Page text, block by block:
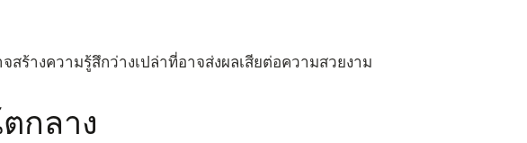
ร้างความรู้สึกว่างเปล่าที่อาจส่งผลเสียต่อความสวยงาม
กลาง